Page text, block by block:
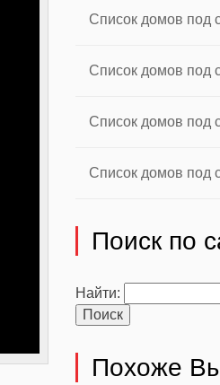
Список домов под
Список домов под
Список домов
Список домов
Поиск по
Найти:
Похоже